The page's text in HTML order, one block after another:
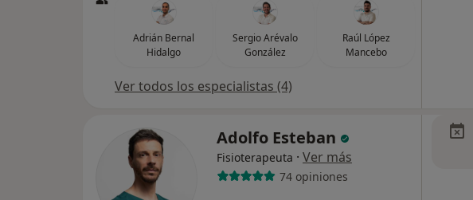
Adrián Bernal
Hidalgo
Sergio Arévalo
González
Raúl López
Mancebo
Ver todos los especialistas (4)
Adolfo Esteban
Fisioterapeuta · Ver más
74 opiniones